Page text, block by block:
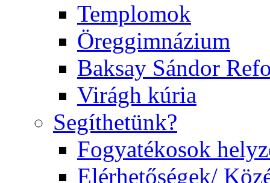
Templomok
Öreggimnázium
Baksay Sándor
Virágh kúria
Segíthetünk?
Fogyatékosok
Elérhetőségek/